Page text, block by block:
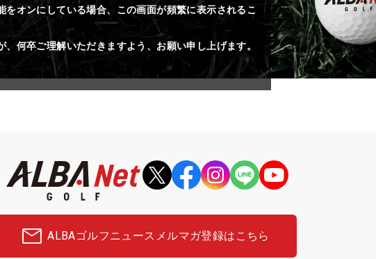
オンにしている場合、この画面が頻繁に表示されるこ
何卒ご理解いただきますよう、お願い申し上げます。
ALBAゴルフニュース メルマガ登録はこちら